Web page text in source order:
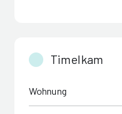
Timelkam
Wohnung